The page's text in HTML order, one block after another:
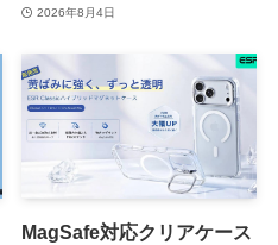
2026年8月4日
MagSafe対応クリアケース